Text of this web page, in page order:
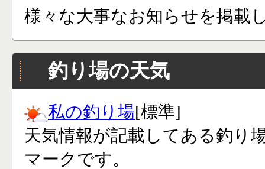
様々な大事なお知らせを掲載
釣り場の天気
私の釣り場[標準]
天気情報が記載してある釣り
マークです。